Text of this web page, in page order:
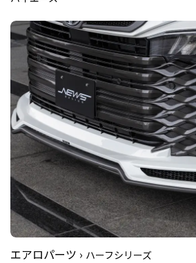
エアロパーツ › ハーフシリーズ